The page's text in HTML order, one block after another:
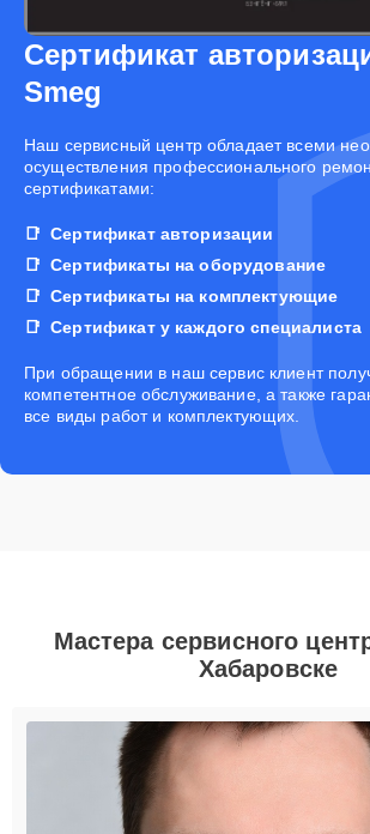
Сертификат
Smeg
Наш сервисный центр обладает всеми
осуществления профессионального
сертификатами:
Сертификат авторизации
Сертификаты на оборудование
Сертификаты на комплектующие
Сертификат у каждого специалиста
При обращении в наш сервис клиент
компетентное обслуживание, а также
все виды работ и комплектующих.
Мастера сервисного
Хабаровске